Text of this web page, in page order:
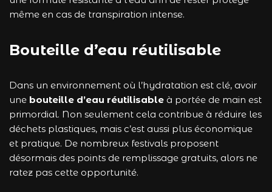
même en cas de transpiration intense.
Bouteille d’eau réutilisable
Dans un environnement où l’hydratation est clé, avoir
une bouteille d’eau réutilisable à portée de main est
primordial. Non seulement cela contribue à réduire les
déchets plastiques, mais c’est aussi plus économique
et pratique. De nombreux festivals proposent
désormais des points de remplissage gratuits, alors ne
ratez pas cette opportunité.